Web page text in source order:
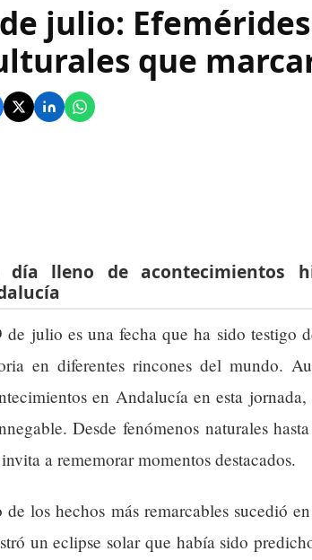
julio:
que
día lleno de acontecimientos
de julio es una fecha que ha sido testigo
en diferentes rincones del mundo.
en Andalucía en esta
Desde fenómenos naturales
a rememorar momentos destacados.
de los hechos más remarcables sucedió
un eclipse solar que había sido